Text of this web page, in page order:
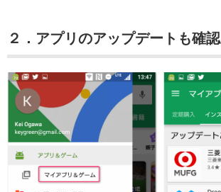
２．アプリのアップデートも確認